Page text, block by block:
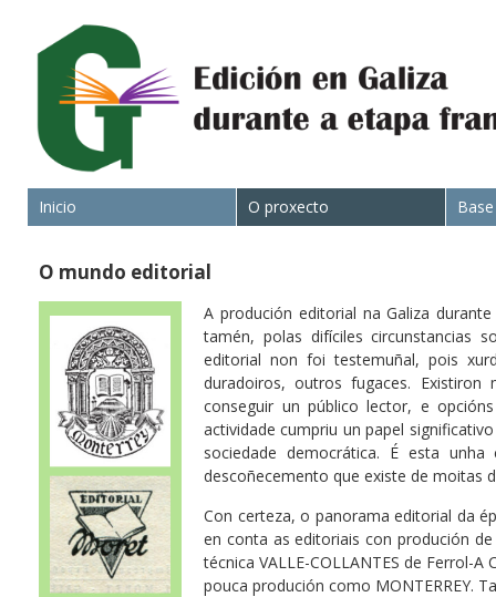
Inicio O proxecto
O mundo editorial
A produción editorial na Galiza
tamén, polas difíciles circunstancias
editorial non foi testemuñal, pois
duradoiros, outros fugaces.
conseguir un público lector, e
actividade cumpriu un papel
sociedade democrática. É esta
descoñecemento que existe de moitas
Con certeza, o panorama editorial da
en conta as editoriais con produción
técnica VALLE-COLLANTES de Ferrol-
pouca produción como MONTERREY.